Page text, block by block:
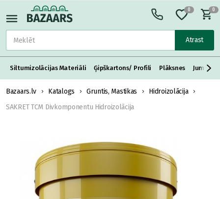
Atrast
0 0
Siltumizolācijas Materiāli Ģipškartons/ Profili Plāksnes Jumta
Bazaars.lv Katalogs Gruntis, Mastikas
Hidroizolācija
SAKRET TCM Divkomponentu Hidroizolācija